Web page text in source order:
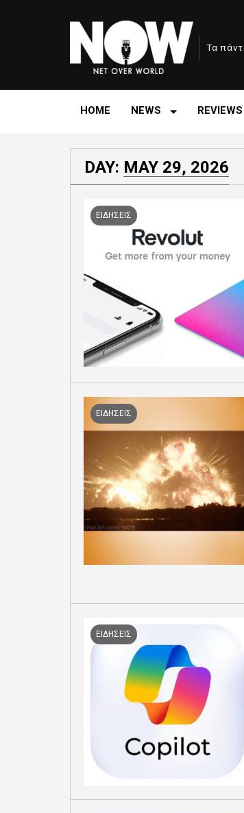
Τα
HOME NEWS REVIEWS
DAY: MAY 29, 2026
ΕΙΔΗΣΕΙΣ
ΕΙΔΗΣΕΙΣ
ΕΙΔΗΣΕΙΣ